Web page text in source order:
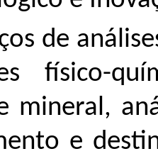
de
físico-
mineral,
e